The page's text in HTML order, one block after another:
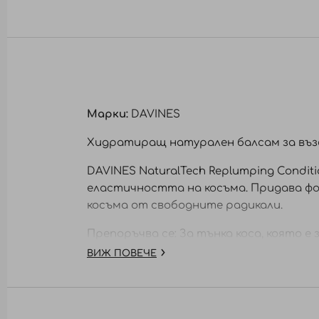
Марки: DAVINES
Хидратиращ натурален балсам за
DAVINES NaturalTech Replumping
еластичността на косъма. Придава
косъма от свободните радикали.
Препоръчва се: За тънка коса, която
Фитоконцентрати, извлечени от
ВИЖ ПОВЕЧЕ